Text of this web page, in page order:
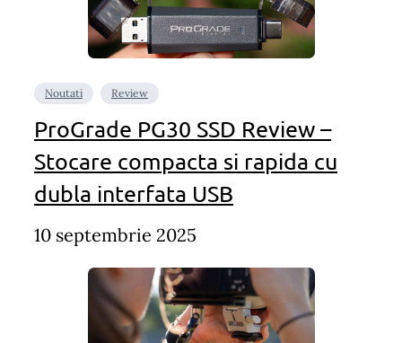
Noutati Review
ProGrade PG30 SSD Review –
Stocare compacta si rapida cu
dubla interfata USB
10 septembrie 2025